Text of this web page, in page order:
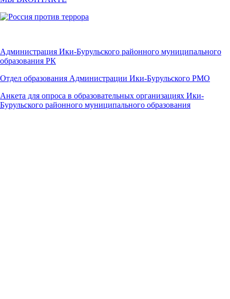
Администрация Ики-Бурульского районного муниципального
образования РК
Отдел образования Администрации Ики-Бурульского РМО
Анкета для опроса в образовательных организациях Ики-
Бурульского районного муниципального образования